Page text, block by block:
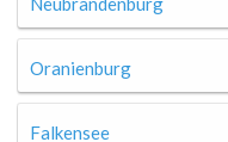
Oranienburg
Falkensee